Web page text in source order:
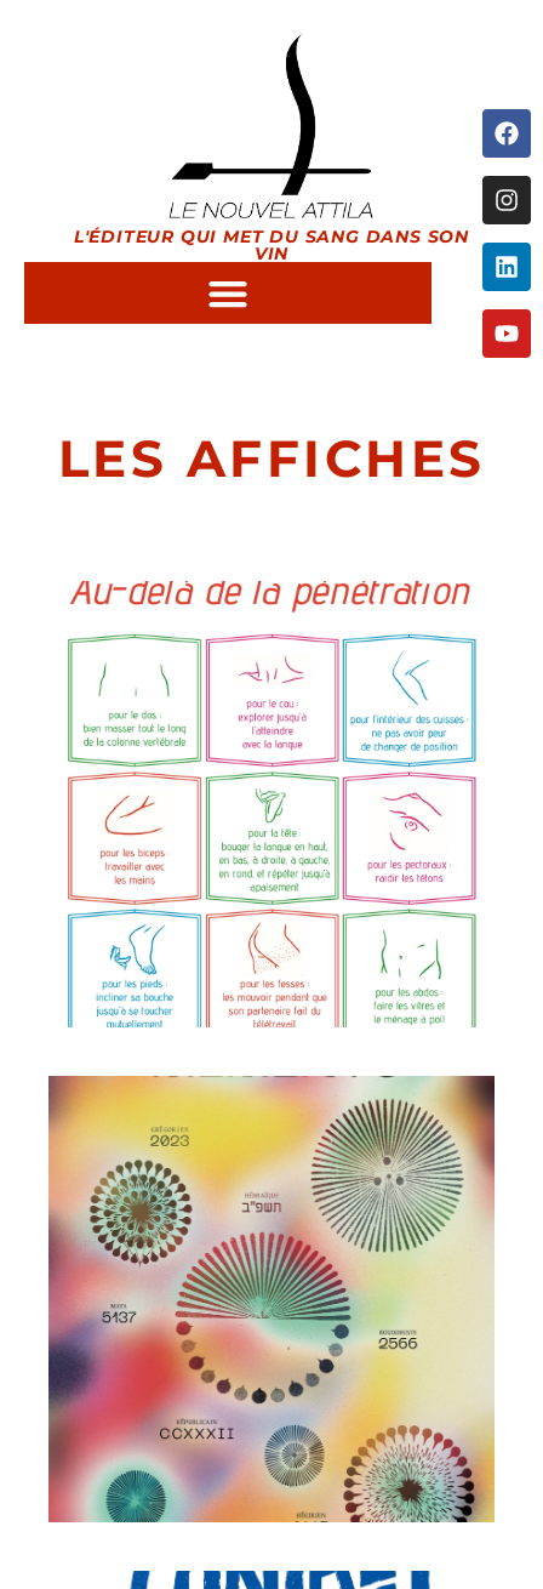
L'ÉDITEUR QUI MET DU SANG DANS SON
VIN
LES AFFICHES